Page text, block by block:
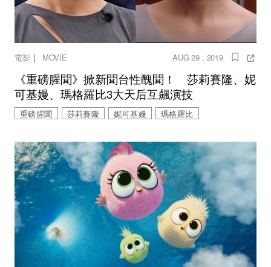
電影 ｜ MOVIE AUG 29 , 2019
《重磅腥聞》掀新聞台性醜聞！ 莎莉賽隆、妮
可基嫚、瑪格羅比3大天后互飆演技
重磅腥聞 莎莉賽隆 妮可基嫚 瑪格羅比